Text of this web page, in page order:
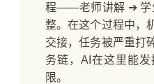
程——老师讲解 ➔ 学
整。在这个过程中，
交接，任务被严重打
务链，AI在这里能
限。